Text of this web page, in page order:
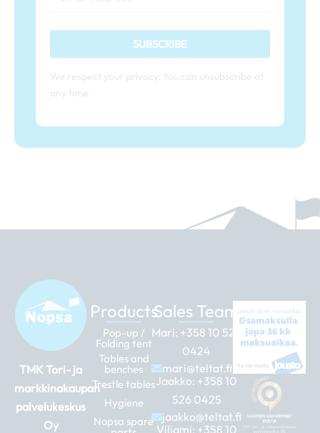
SUBSCRIBE
TMK Tori- ja
markkinakaupan
palvelukeskus
Oy
Products
Pop-up /
Folding tent
Tables and
benches
Trestle tables
Hygiene
Nopsa spare
Sales Team
Mari: +358 10 526
0424
mari@teltat.fi
Jaakko: +358 10
526 0425
jaakko@teltat.fi
Viljami: +358 10